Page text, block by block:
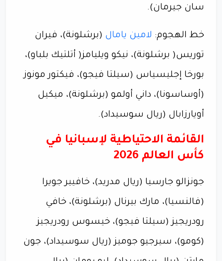
سان جيرمان).
خط الهجوم: لامين يامال (برشلونة)، فيران
توريس( برشلونة)، نيكو ويليامز( أتلتيك بلباو)،
بورخا إجليسياس (سيلتا فيجو)، فيكتور مونوز
(أوساسونا)، داني أولمو (برشلونة)، ميكيل
أويارزابال (ريال سوسيداد).
القائمة الاحتياطية لإسبانيا في
كأس العالم 2026
جونزالو جارسيا (ريال مدريد)، خافيير جويرا
(فالنسيا)، مارك بيرنال (برشلونة)، خافي
رودريجيز (سيلتا فيجو)، خيسوس رودريجيز
(كومو)، سيرجيو جوميز (ريال سوسيداد)، جون